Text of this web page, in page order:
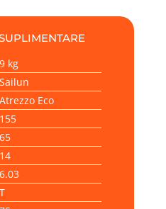
9 kg
Sailun
Atrezzo Eco
155
65
14
6.03
T